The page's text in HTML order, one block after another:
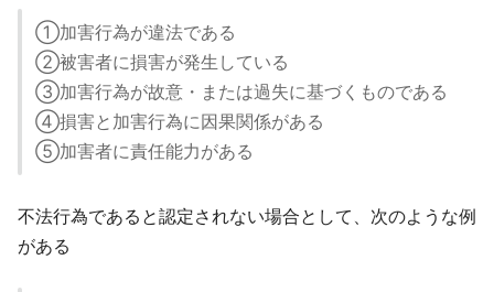
①加害行為が違法である
②被害者に損害が発生している
③加害行為が故意・または過失に基づくものである
④損害と加害行為に因果関係がある
⑤加害者に責任能力がある
不法行為であると認定されない場合として、次のような例
がある